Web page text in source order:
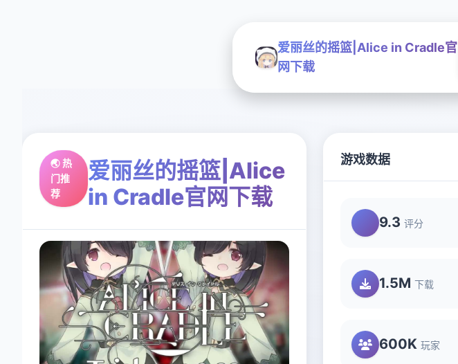
爱丽丝的摇篮|Alice in Cradle官
网下载
🌏 热
门推
荐
爱丽丝的摇篮|Alice
in Cradle官网下载
游戏数据
9.3 评分
1.5M 下载
600K 玩家